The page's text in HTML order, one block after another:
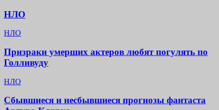
НЛО
НЛО
Призраки умерших актеров любят погулять по
Голливуду
НЛО
Сбывшиеся и несбывшиеся прогнозы фантаста